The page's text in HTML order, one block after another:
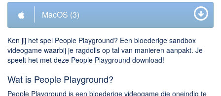
Onderhoud & Veiligheid
Computer opschonen
Veilig online
Productiviteit
Adresboek en contacten
Planning en organisatie
MacOS (3)
Ken jij het spel People Playground? Een bloederige sandbox
videogame waarbij je ragdolls op tal van manieren aanpakt. Je
speelt het met deze People Playground download!
Wat is People Playground?
People Playground is een bloederige videogame die oneindig te